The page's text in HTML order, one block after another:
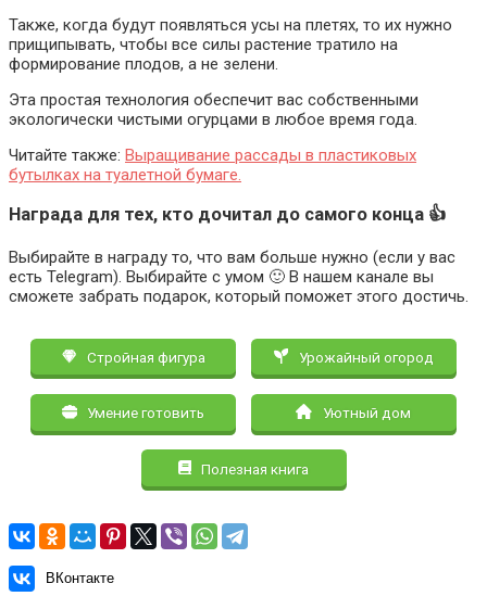
Также, когда будут появляться усы на плетях, то их нужно
прищипывать, чтобы все силы растение тратило на
формирование плодов, а не зелени.
Эта простая технология обеспечит вас собственными
экологически чистыми огурцами в любое время года.
Читайте также: Выращивание рассады в пластиковых
бутылках на туалетной бумаге.
Награда для тех, кто дочитал до самого конца 👍
Выбирайте в награду то, что вам больше нужно (если у вас
есть Telegram). Выбирайте с умом 🙂 В нашем канале вы
сможете забрать подарок, который поможет этого достичь.
Стройная фигура Урожайный огород
Умение готовить Уютный дом
Полезная книга
ВКонтакте